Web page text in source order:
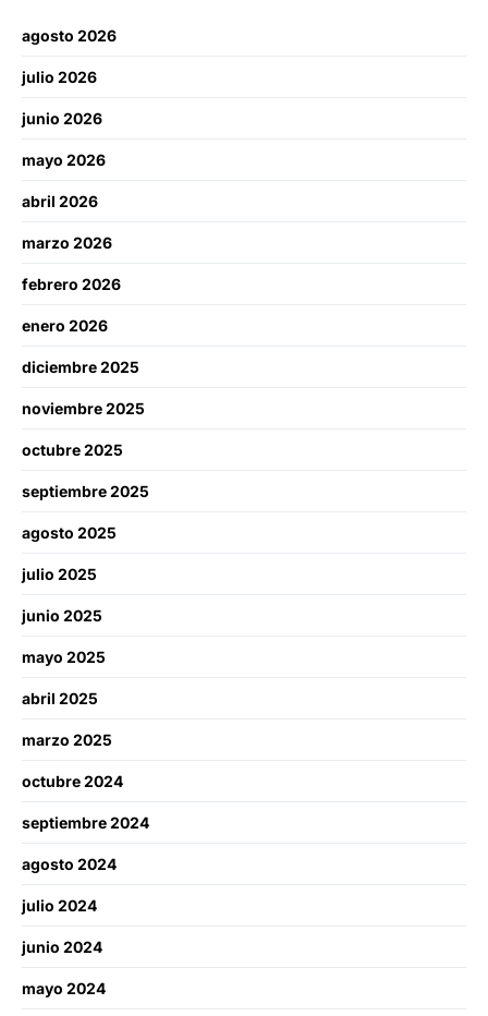
agosto 2026
julio 2026
junio 2026
mayo 2026
abril 2026
marzo 2026
febrero 2026
enero 2026
diciembre 2025
noviembre 2025
octubre 2025
septiembre 2025
agosto 2025
julio 2025
junio 2025
mayo 2025
abril 2025
marzo 2025
octubre 2024
septiembre 2024
agosto 2024
julio 2024
junio 2024
mayo 2024